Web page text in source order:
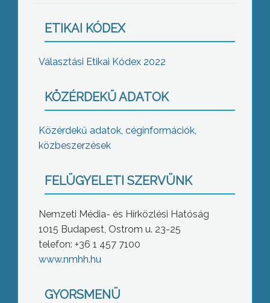
ETIKAI KÓDEX
Választási Etikai Kódex 2022
KÖZÉRDEKŰ ADATOK
Közérdekű adatok, céginformációk,
közbeszerzések
FELÜGYELETI SZERVÜNK
Nemzeti Média- és Hírközlési Hatóság
1015 Budapest, Ostrom u. 23-25
telefon: +36 1 457 7100
www.nmhh.hu
GYORSMENÜ